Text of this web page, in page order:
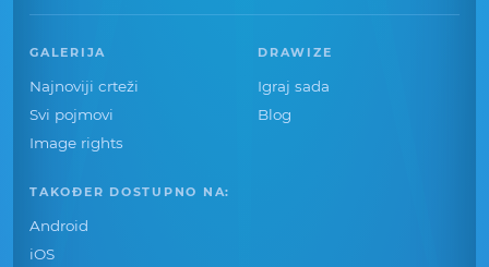
GALERIJA
Najnoviji crteži
Svi pojmovi
Image rights
DRAWIZE
Igraj sada
Blog
TAKOĐER DOSTUPNO NA:
Android
iOS